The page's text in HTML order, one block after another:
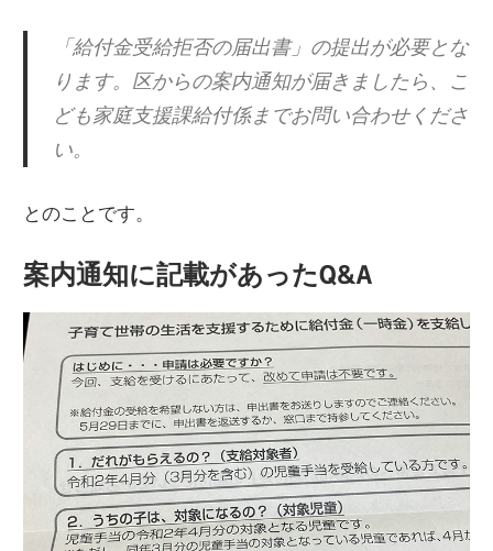
「給付金受給拒否の届出書」の提出が必要とな
ります。区からの案内通知が届きましたら、こ
ども家庭支援課給付係までお問い合わせくださ
い。
とのことです。
案内通知に記載があったQ&A